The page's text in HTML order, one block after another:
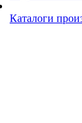
Каталоги